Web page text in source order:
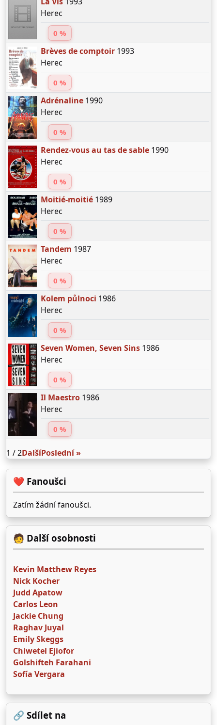
Herec
0 %
Brèves de comptoir1993
Herec
0 %
Adrénaline1990
Herec
0 %
Rendez-vous au tas de sable1990
Herec
0 %
Moitié-moitié1989
Herec
0 %
Tandem 1987
Herec
0 %
Kolem půlnoci 1986
Herec
0 %
Seven Women, Seven Sins1986
Herec
0 %
Il Maestro1986
Herec
0 %
1 / 2DalšíPoslední »
❤️ Fanoušci
Zatím žádní fanoušci.
🧑 Další osobnosti
Kevin Matthew Reyes
Nick Kocher
Judd Apatow
Carlos Leon
Jackie Chung
Raghav Juyal
Emily Skeggs
Chiwetel Ejiofor
Golshifteh Farahani
Sofía Vergara
🔗 Sdílet na